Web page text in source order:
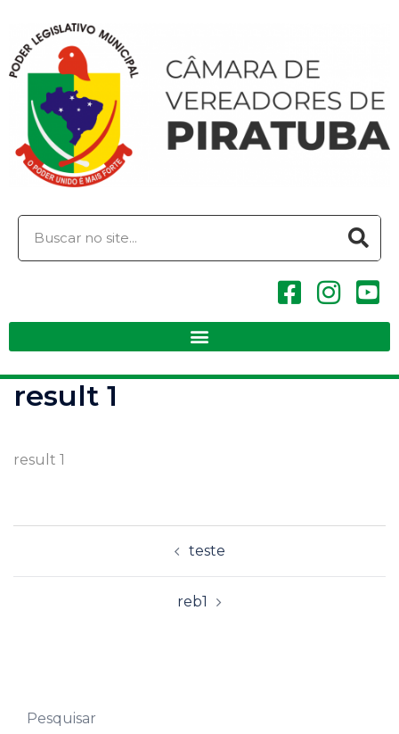
result 1
result 1
teste
reb1
Pesquisar